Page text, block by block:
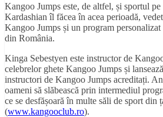
Kangoo Jumps este, de altfel, și sportul
Kardashian îl făcea în acea perioadă,
Kangoo Jumps și un program personalizat
din România.
Kinga Sebestyen este instructor de
celebrelor ghete Kangoo Jumps și
instructori de Kangoo Jumps acreditați.
oameni să slăbească prin intermediul
ce se desfășoară în multe săli de sport din
(www.kangooclub.ro).